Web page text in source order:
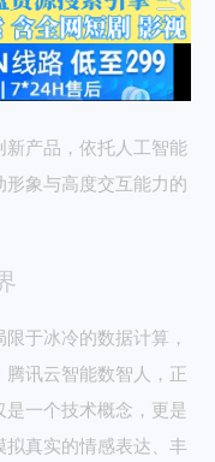
新产品，依托人工智能
象与高度交互能力的
于冰冷的数据计算，
讯云智能数智人，正
一个技术概念，更是
真实的情感表达、丰